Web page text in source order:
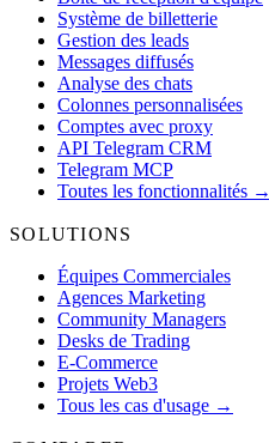
Système de billetterie
Gestion des leads
Messages diffusés
Analyse des chats
Colonnes personnalisées
Comptes avec proxy
API Telegram CRM
Telegram MCP
Toutes les fonctionnalités →
SOLUTIONS
Équipes Commerciales
Agences Marketing
Community Managers
Desks de Trading
E-Commerce
Projets Web3
Tous les cas d'usage →